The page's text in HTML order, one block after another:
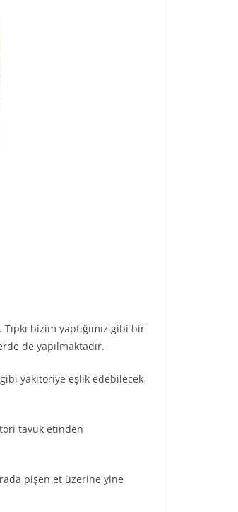
bizim yaptığımız gibi bir
de yapılmaktadır.
yakitoriye eşlik edebilecek
tavuk etinden
pişen et üzerine yine